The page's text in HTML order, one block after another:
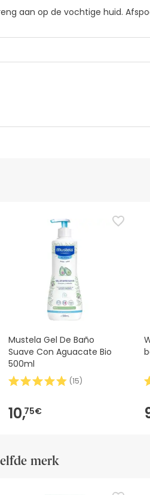
aan op de vochtige huid.
bij het product
u wilt, kunt u het product ook
Mustela Gel De Baño
Suave Con Aguacate Bio
500ml
(15)
10,75€
merk